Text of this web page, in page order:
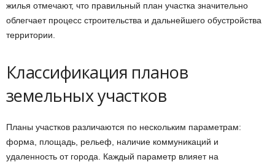
жилья отмечают, что правильный план участка значительно
облегчает процесс строительства и дальнейшего обустройства
территории.
Классификация планов
земельных участков
Планы участков различаются по нескольким параметрам:
форма, площадь, рельеф, наличие коммуникаций и
удаленность от города. Каждый параметр влияет на